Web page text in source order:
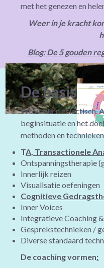
met het genezen en
Weer in je kracht
Blog: De 5 gouden
De basis
We werken eclectisch.
beginsituatie en het
methoden en
TA, Transactionele
Ontspanningstherapie
Innerlijk reizen
Visualisatie oefeningen
Cognitieve
Inner Voices
Integratieve Coaching
Gesprekstechnieken /
Diverse standaard
De coaching vormen: